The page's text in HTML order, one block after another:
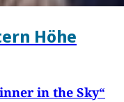
Höhe
in the Sky“